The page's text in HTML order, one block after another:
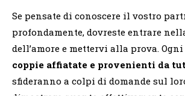
Se pensate di conoscere il vostro
profondamente, dovreste entrare
dell’amore e mettervi alla prova.
coppie affiatate e provenienti da
sfideranno a colpi di domande sul